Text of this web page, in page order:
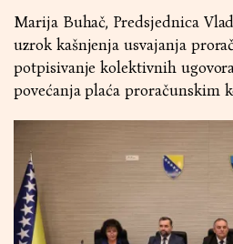
Marija Buhač, Predsjednica
uzrok kašnjenja usvajanja
potpisivanje kolektivnih
povećanja plaća proračunskim